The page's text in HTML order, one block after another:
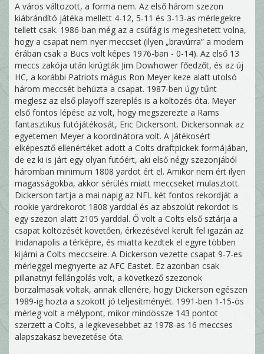
A város változott, a forma nem. Az első három szezon
kiábrándító játéka mellett 4-12, 5-11 és 3-13-as mérlegekre
tellett csak. 1986-ban még az a csúfág is megeshetett volna,
hogy a csapat nem nyer meccset (ilyen „bravúrra” a modern
érában csak a Bucs volt képes 1976-ban - 0-14). Az első 13
meccs zakója után kirúgták Jim Dowhower főedzőt, és az új
HC, a korábbi Patriots mágus Ron Meyer keze alatt utolsó
három meccsét behúzta a csapat. 1987-ben úgy tűnt
meglesz az első playoff szereplés is a költözés óta. Meyer
első fontos lépése az volt, hogy megszerezte a Rams
fantasztikus futójátékosát, Eric Dickersont. Dickersonnak az
egyetemen Meyer a koordinátora volt. A játékosért
elképesztő ellenértéket adott a Colts draftpickek formájában,
de ez ki is járt egy olyan futóért, aki első négy szezonjából
háromban minimum 1808 yardot ért el. Amikor nem ért ilyen
magasságokba, akkor sérülés miatt meccseket mulasztott.
Dickerson tartja a mai napig az NFL két fontos rekordját a
rookie yardrekorot 1808 yarddal és az abszolút rekordot is
egy szezon alatt 2105 yarddal. Ő volt a Colts első sztárja a
csapat költözését követően, érkezésével került fel igazán az
Inidanapolis a térképre, és miatta kezdtek el egyre többen
kijárni a Colts meccseire. A Dickerson vezette csapat 9-7-es
mérleggel megnyerte az AFC Eastet. Ez azonban csak
pillanatnyi fellángolás volt, a következő szezonok
borzalmasak voltak, annak ellenére, hogy Dickerson egészen
1989-ig hozta a szokott jó teljesítményét. 1991-ben 1-15-ös
mérleg volt a mélypont, mikor mindössze 143 pontot
szerzett a Colts, a legkevesebbet az 1978-as 16 meccses
alapszakasz bevezetése óta.